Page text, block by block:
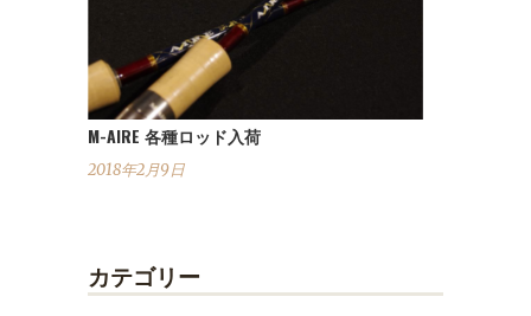
M-AIRE 各種ロッド入荷
2018年2月9日
カテゴリー